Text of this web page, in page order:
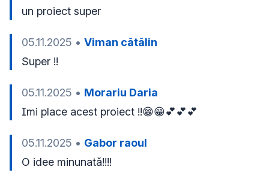
un proiect super
05.11.2025 • Viman cătălin
Super !!
05.11.2025 • Morariu Daria
Imi place acest proiect !!😁😁💕💕💕
05.11.2025 • Gabor raoul
O idee minunată!!!!